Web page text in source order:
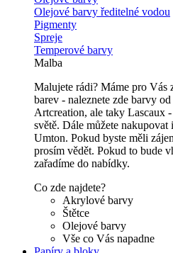
Olejové barvy ředitelné vodou
Pigmenty
Spreje
Temperové barvy
Malba
Malujete rádi? Máme pro
barev - naleznete zde barvy
Artcreation, ale taky Lascaux
světě. Dále můžete
Umton. Pokud byste měli
prosím vědět. Pokud to bude
zařadíme do nabídky.
Co zde najdete?
Akrylové barvy
Štětce
Olejové barvy
Vše co Vás napadne